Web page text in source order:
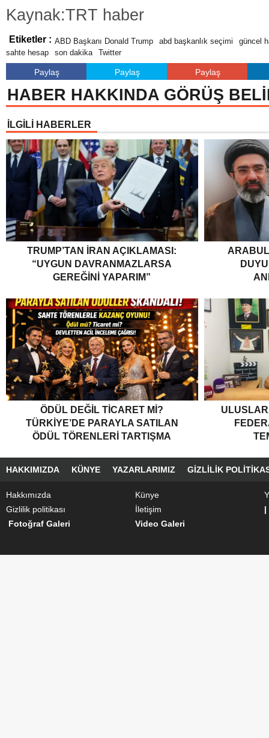
Kaynak:TRT haber
Etiketler : ABD Başkanı Donald Trump abd başkanlık seçimi
güncel
sahte hesap
son dakika Twitter
Paylaş Paylaş Paylaş
HABER HAKKINDA GÖRÜŞ
İLGİLİ HABERLER
TRUMP’TAN İRAN AÇIKLAMASI:
“UYGUN DAVRANMAZLARSA
GEREĞINI YAPARIM”
ÖDÜL DEĞIL TICARET MI?
TÜRKIYE’DE PARAYLA SATILAN
ÖDÜL TÖRENLERI TARTIŞMA
HAKKIMIZDA KÜNYE YAZARLARIMIZ GIZLILIK
Hakkımızda Künye
Gizlilik politikası
İletişim
|
Fotoğraf Galeri
Video Galeri